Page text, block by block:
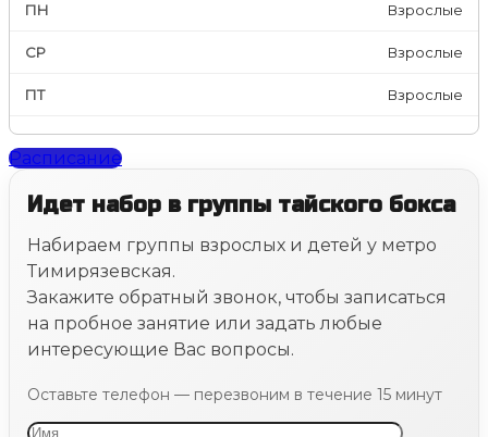
ПН Взрослые
СР Взрослые
ПТ Взрослые
Расписание
Идет набор в группы тайского бокса
Набираем группы взрослых и детей у метро
Тимирязевская.
Закажите обратный звонок, чтобы записаться
на пробное занятие или задать любые
интересующие Вас вопросы.
Оставьте телефон — перезвоним в течение 15 минут